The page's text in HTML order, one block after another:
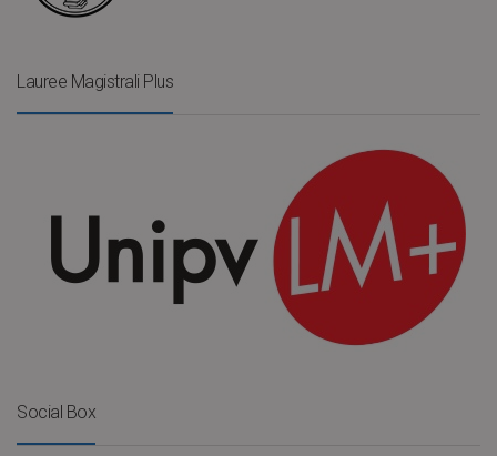
Lauree Magistrali Plus
Social Box